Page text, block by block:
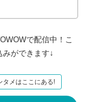
で配信中！こ
ができます↓
タメはここにある!